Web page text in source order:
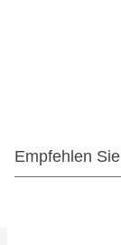
Empfehlen